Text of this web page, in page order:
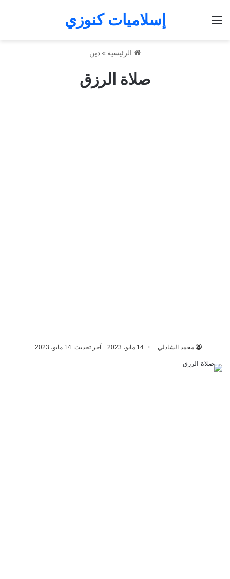
إسلاميات كنوزي
الرئيسية »دين
صلاة الرزق
محمد الشاذلي 14 مايو، 2023 آخر تحديث: 14 مايو، 2023